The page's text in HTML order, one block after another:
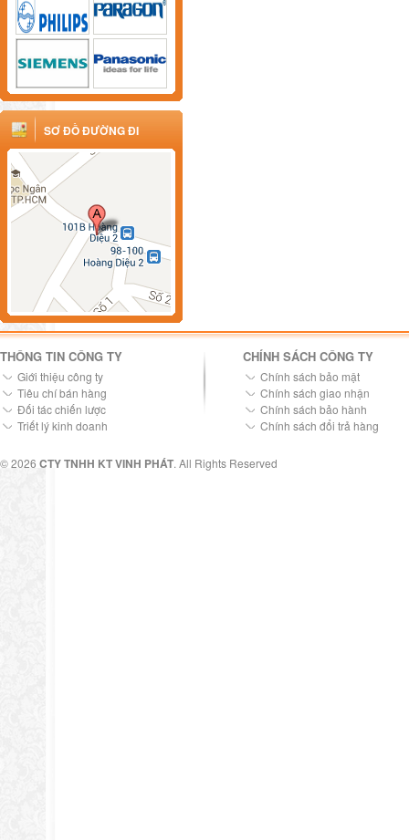
SƠ ĐỒ ĐƯỜNG ĐI
THÔNG TIN CÔNG TY
Giới thiệu công ty
Tiêu chí bán hàng
Đối tác chiến lược
Triết lý kinh doanh
CHÍNH SÁCH CÔNG TY
Chính sách bảo mật
Chính sách giao nhận
Chính sách bảo hành
Chính sách đổi trả hàng
© 2026 CTY TNHH KT VINH PHÁT. All Rights Reserved